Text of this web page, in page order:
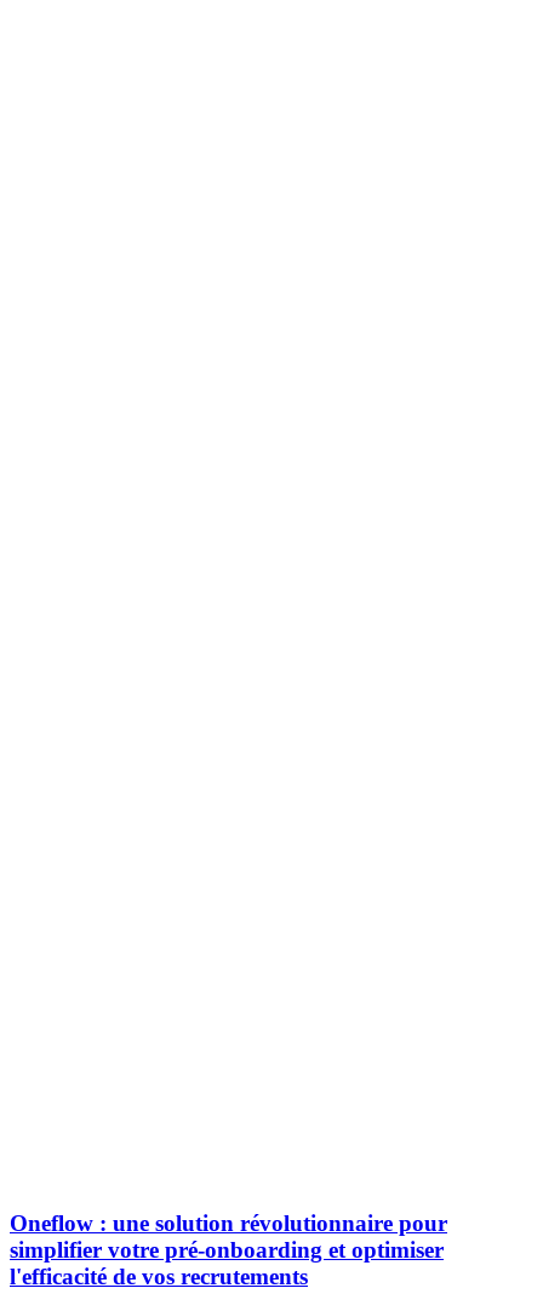
Oneflow : une solution révolutionnaire pour
simplifier votre pré-onboarding et optimiser
l'efficacité de vos recrutements